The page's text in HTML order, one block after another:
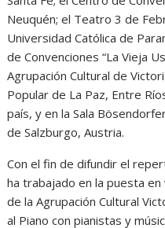
Neuquén; el Teatro 3 de
Universidad Católica de
de Convenciones “La Vieja
Agrupación Cultural de
Popular de La Paz, Entre
país, y en la Sala
de Salzburgo, Austria.
Con el fin de difundir el
ha trabajado en la puesta
de la Agrupación Cultural
al Piano con pianistas y